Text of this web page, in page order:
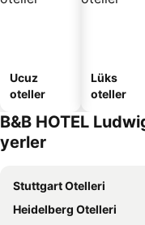
Ucuz
oteller
Lüks
oteller
B&B HOTEL
yerler
Stuttgart Otelleri
Heidelberg Otelleri